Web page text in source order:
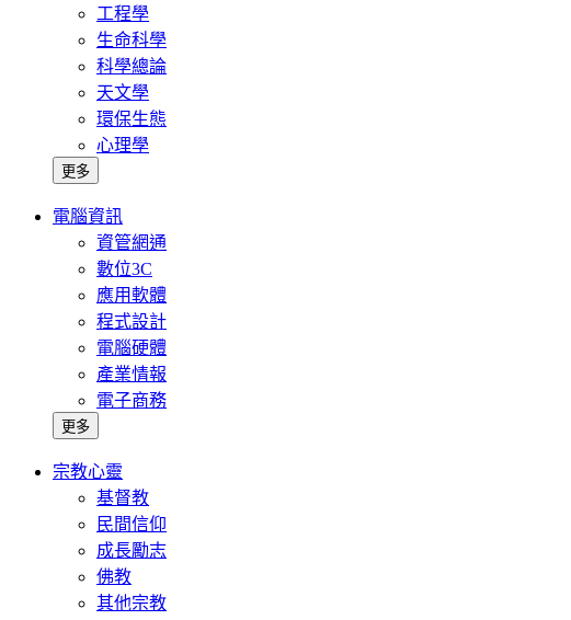
工程學
生命科學
科學總論
天文學
環保生態
心理學
更多
電腦資訊
資管網通
數位3C
應用軟體
程式設計
電腦硬體
產業情報
電子商務
更多
宗教心靈
基督教
民間信仰
成長勵志
佛教
其他宗教